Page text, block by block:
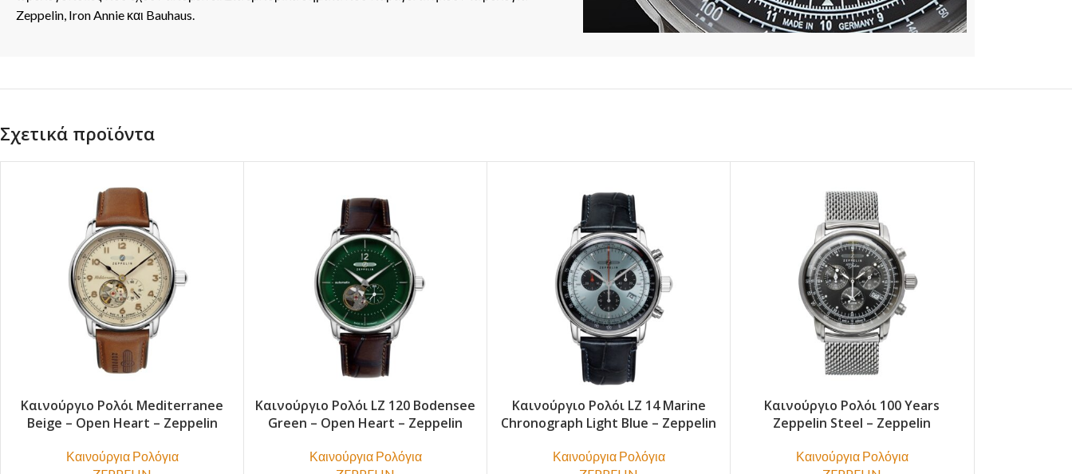
Zeppelin, Iron Annie και Bauhaus.
Σχετικά προϊόντα
Καινούργιο Ρολόι Mediterranee
Beige – Open Heart – Zeppelin
Καινούργια Ρολόγια
Καινούργιο Ρολόι LZ 120 Bodensee
Green – Open Heart – Zeppelin
Καινούργια Ρολόγια
Καινούργιο Ρολόι LZ 14 Marine
Chronograph Light Blue – Zeppelin
Καινούργια Ρολόγια
Καινούργιο Ρολόι 100 Years
Zeppelin Steel – Zeppelin
Καινούργια Ρολόγια